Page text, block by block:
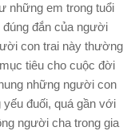
những em trong tuổi
đắn của người
con trai này thường
tiêu cho cuộc đời
những người con
đuối, quá gần với
người cha trong gia